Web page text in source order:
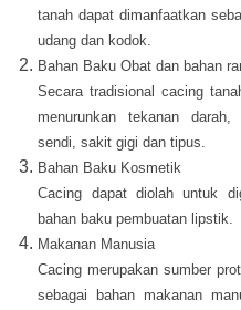
tanah dapat dimanfaatkan
udang dan kodok.
Bahan Baku Obat dan bahan
Secara tradisional cacing
menurunkan tekanan
sendi, sakit gigi dan tipus.
Bahan Baku Kosmetik
Cacing dapat diolah untuk
bahan baku pembuatan lipstik.
Makanan Manusia
Cacing merupakan sumber
sebagai bahan makanan